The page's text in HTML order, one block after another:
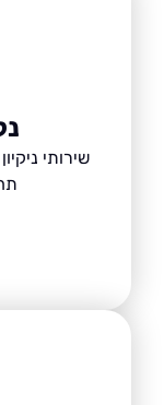
נקיון
שירותי ניקיון חדרי
תחזוקה